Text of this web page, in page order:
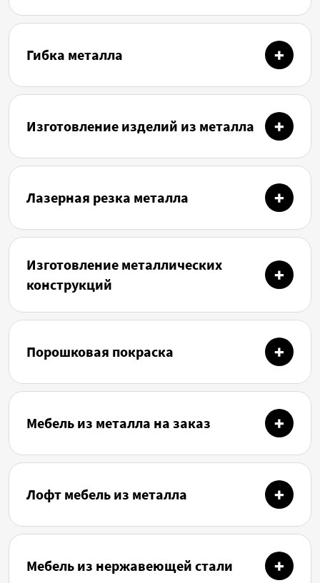
Гибка металла
Изготовление изделий из металла
Лазерная резка металла
Изготовление металлических
конструкций
Порошковая покраска
Мебель из металла на заказ
Лофт мебель из металла
Мебель из нержавеющей стали